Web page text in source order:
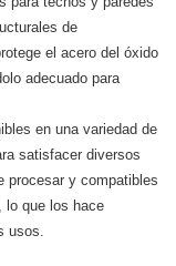
de
el acero del óxido
adecuado para
en una variedad de
satisfacer diversos
procesar y compatibles
lo que los hace
usos.